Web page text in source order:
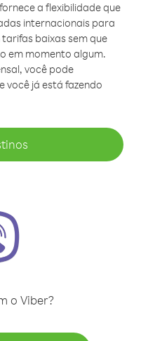
a flexibilidade que
internacionais para
baixas sem que
em momento algum.
você pode
você já está fazendo
o Viber?